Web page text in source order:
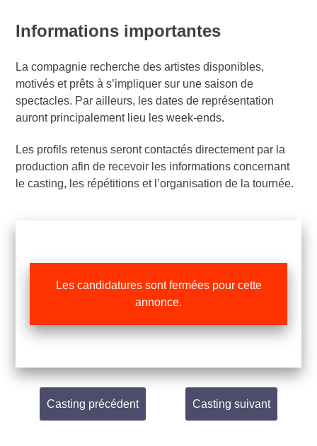
Informations importantes
La compagnie recherche des artistes disponibles,
motivés et prêts à s’impliquer sur une saison de
spectacles. Par ailleurs, les dates de représentation
auront principalement lieu les week-ends.
Les profils retenus seront contactés directement par la
production afin de recevoir les informations concernant
le casting, les répétitions et l’organisation de la tournée.
Les candidatures sont fermées pour cette
annonce.
Casting précédent Casting suivant